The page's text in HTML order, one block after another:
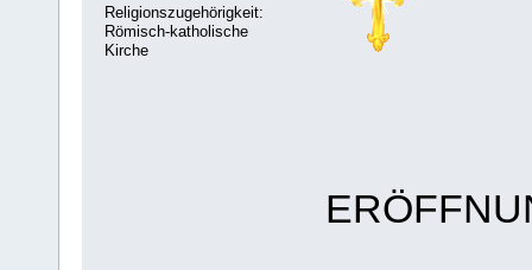
Religionszugehörigkeit:
Römisch-katholische
Kirche